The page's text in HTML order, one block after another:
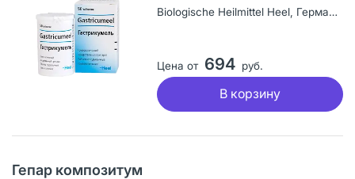
Biologische Heilmittel Heel, Германия
Цена от 694 руб.
В корзину
Гепар композитум